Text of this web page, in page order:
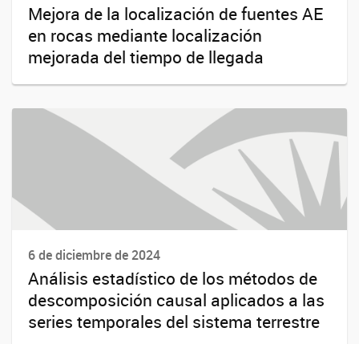
Mejora de la localización de fuentes AE
en rocas mediante localización
mejorada del tiempo de llegada
6 de diciembre de 2024
Análisis estadístico de los métodos de
descomposición causal aplicados a las
series temporales del sistema terrestre